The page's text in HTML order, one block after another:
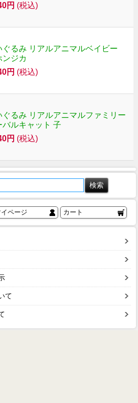
円 (税込)
ぐるみ リアルアニマルベイビー
ンジカ
円 (税込)
ぐるみ リアルアニマルファミリー
バルキャット 子
円 (税込)
イページ カート
て